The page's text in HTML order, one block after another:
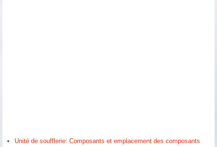
Unité de soufflerie: Composants et emplacement des composants